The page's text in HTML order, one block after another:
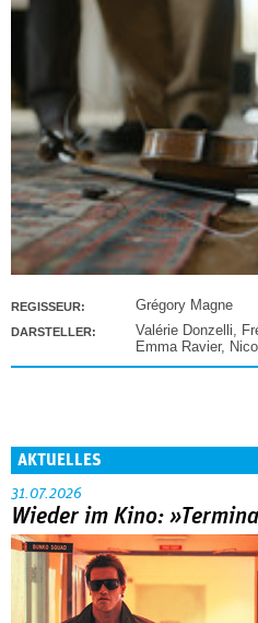
REGISSEUR: Grégory Magne
DARSTELLER: Valérie Donzelli,
Emma Ravier,
AKTUELLES
31.07.2026
Wieder im Kino: